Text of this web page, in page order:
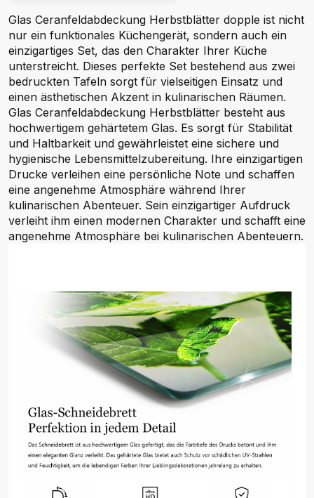
Glas Ceranfeldabdeckung Herbstblätter dopple ist nicht
nur ein funktionales Küchengerät, sondern auch ein
einzigartiges Set, das den Charakter Ihrer Küche
unterstreicht. Dieses perfekte Set bestehend aus zwei
bedruckten Tafeln sorgt für vielseitigen Einsatz und
einen ästhetischen Akzent in kulinarischen Räumen.
Glas Ceranfeldabdeckung Herbstblätter besteht aus
hochwertigem gehärtetem Glas. Es sorgt für Stabilität
und Haltbarkeit und gewährleistet eine sichere und
hygienische Lebensmittelzubereitung. Ihre einzigartigen
Drucke verleihen eine persönliche Note und schaffen
eine angenehme Atmosphäre während Ihrer
kulinarischen Abenteuer. Sein einzigartiger Aufdruck
verleiht ihm einen modernen Charakter und schafft eine
angenehme Atmosphäre bei kulinarischen Abenteuern.